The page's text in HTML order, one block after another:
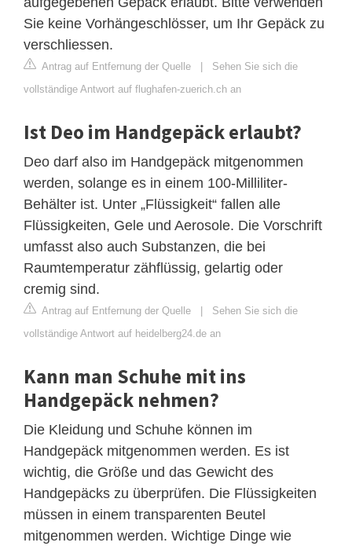
Sie keine Vorhängeschlösser, um Ihr Gepäck zu
verschliessen.
Antrag auf Entfernung der Quelle | Sehen Sie sich die
vollständige Antwort auf flughafen-zuerich.ch an
Ist Deo im Handgepäck erlaubt?
Deo darf also im Handgepäck mitgenommen
werden, solange es in einem 100-Milliliter-
Behälter ist. Unter „Flüssigkeit“ fallen alle
Flüssigkeiten, Gele und Aerosole. Die Vorschrift
umfasst also auch Substanzen, die bei
Raumtemperatur zähflüssig, gelartig oder
cremig sind.
Antrag auf Entfernung der Quelle | Sehen Sie sich die
vollständige Antwort auf heidelberg24.de an
Kann man Schuhe mit ins
Handgepäck nehmen?
Die Kleidung und Schuhe können im
Handgepäck mitgenommen werden. Es ist
wichtig, die Größe und das Gewicht des
Handgepäcks zu überprüfen. Die Flüssigkeiten
müssen in einem transparenten Beutel
mitgenommen werden. Wichtige Dinge wie